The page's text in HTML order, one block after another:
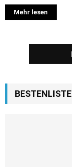
Mehr lesen
BESTENLISTE